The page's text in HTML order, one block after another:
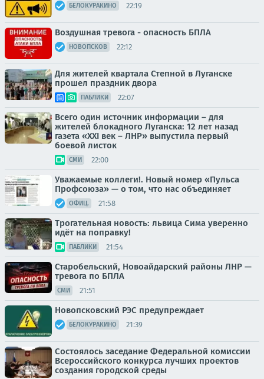
БЕЛОКУРАКИНО 22:19
Воздушная тревога - опасность БПЛА
НОВОПСКОВ 22:12
Для жителей квартала Степной в Луганске
прошел праздник двора
ПАБЛИКИ 22:07
Всего один источник информации – для
жителей блокадного Луганска: 12 лет назад
газета «XXI век – ЛНР» выпустила первый
боевой листок
СМИ 22:00
Уважаемые коллеги!. Новый номер «Пульса
Профсоюза» — о том, что нас объединяет
ОФИЦ. 21:58
Трогательная новость: львица Сима уверенно
идёт на поправку!
ПАБЛИКИ 21:54
Старобельский, Новоайдарский районы ЛНР —
тревога по БПЛА
СМИ 21:51
Новопсковский РЭС предупреждает
БЕЛОКУРАКИНО 21:39
Состоялось заседание Федеральной комиссии
Всероссийского конкурса лучших проектов
создания городской среды